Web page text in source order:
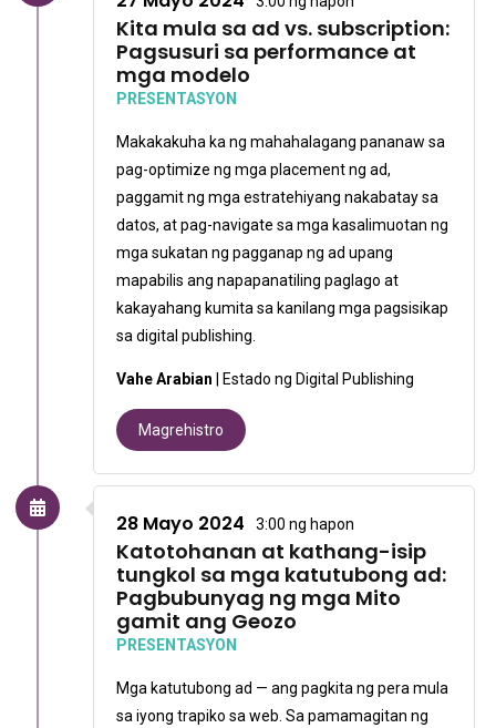
Kita mula sa ad vs. subscription:
Pagsusuri sa performance at
mga modelo
PRESENTASYON
Makakakuha ka ng mahahalagang pananaw sa
pag-optimize ng mga placement ng ad,
paggamit ng mga estratehiyang nakabatay sa
datos, at pag-navigate sa mga kasalimuotan ng
mga sukatan ng pagganap ng ad upang
mapabilis ang napapanatiling paglago at
kakayahang kumita sa kanilang mga pagsisikap
sa digital publishing.
Vahe Arabian | Estado ng Digital Publishing
Magrehistro
28 Mayo 2024 3:00 ng hapon
Katotohanan at kathang-isip
tungkol sa mga katutubong ad:
Pagbubunyag ng mga Mito
gamit ang Geozo
PRESENTASYON
Mga katutubong ad — ang pagkita ng pera mula
sa iyong trapiko sa web. Sa pamamagitan ng